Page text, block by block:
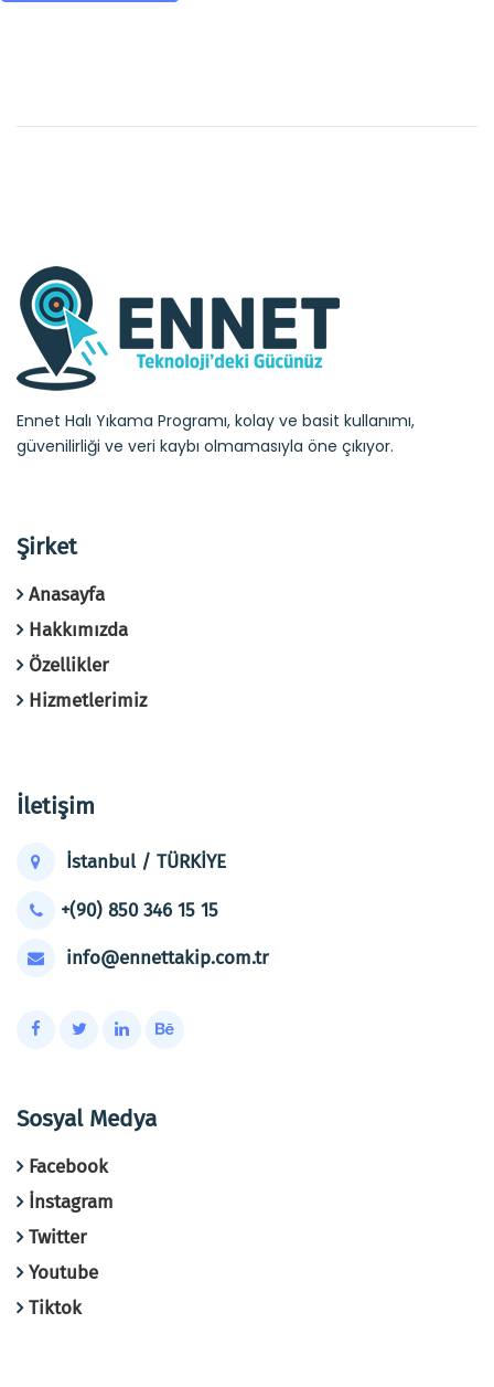
Ennet Halı Yıkama Programı, kolay ve basit kullanımı,
güvenilirliği ve veri kaybı olmamasıyla öne çıkıyor.
Şirket
Anasayfa
Hakkımızda
Özellikler
Hizmetlerimiz
İletişim
İstanbul / TÜRKİYE
+(90) 850 346 15 15
info@ennettakip.com.tr
Sosyal Medya
Facebook
İnstagram
Twitter
Youtube
Tiktok